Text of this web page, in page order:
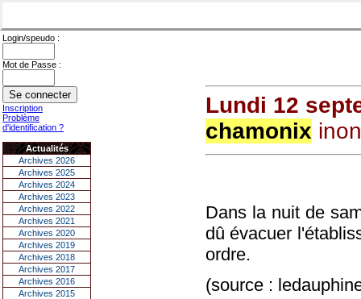
Login/speudo :
Mot de Passe :
Inscription
Problème
d'identification ?
Actualités
Archives 2026
Archives 2025
Archives 2024
Archives 2023
Archives 2022
Archives 2021
Archives 2020
Archives 2019
Archives 2018
Archives 2017
Archives 2016
Archives 2015
Lundi 12
chamonix
Dans la nuit de
dû évacuer
ordre.
(source :